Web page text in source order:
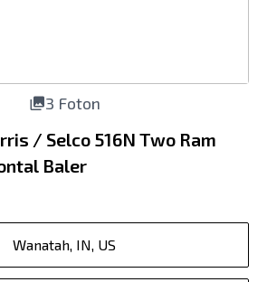
3 Foton
/ Selco 516N Two Ram
Baler
Wanatah, IN, US